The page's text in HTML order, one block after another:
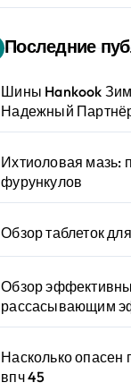
Последние
Шины Hankook
Надежный
Ихтиоловая мазь:
фурункулов
Обзор таблеток
Обзор
рассасывающим
Насколько опасен
впч 45